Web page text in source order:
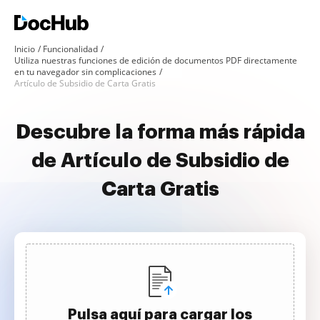
Inicio
Funcionalidad
Utiliza nuestras funciones de edición de documentos PDF directamente
en tu navegador sin complicaciones
Artículo de Subsidio de Carta Gratis
Descubre la forma más rápida
de Artículo de Subsidio de
Carta Gratis
Pulsa aquí para cargar los